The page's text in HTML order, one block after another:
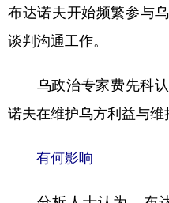
布达诺夫开始频繁参与
谈判沟通工作。
乌政治专家费先科认
诺夫在维护乌方利益与维
有何影响